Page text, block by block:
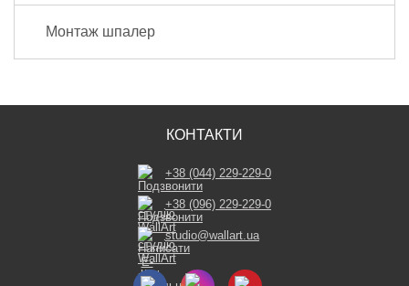
Монтаж шпалер
КОНТАКТИ
+38 (044) 229-229-0
+38 (096) 229-229-0
studio@wallart.ua